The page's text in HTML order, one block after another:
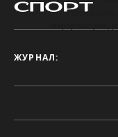
Произошла
ЖУРНАЛ: